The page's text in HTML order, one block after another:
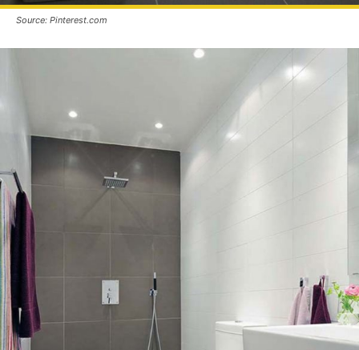
Source: Pinterest.com